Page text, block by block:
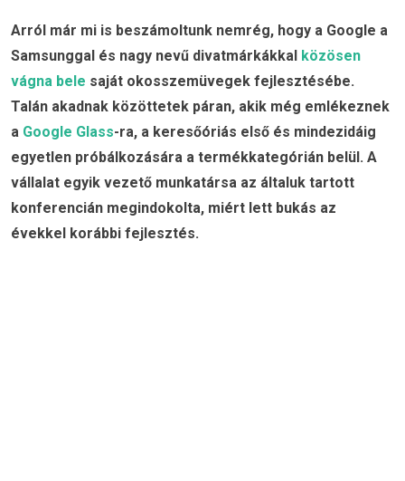
Arról már mi is beszámoltunk nemrég, hogy a Google a
Samsunggal és nagy nevű divatmárkákkal közösen
vágna bele saját okosszemüvegek fejlesztésébe.
Talán akadnak közöttetek páran, akik még emlékeznek
a Google Glass-ra, a keresőóriás első és mindezidáig
egyetlen próbálkozására a termékkategórián belül. A
vállalat egyik vezető munkatársa az általuk tartott
konferencián megindokolta, miért lett bukás az
évekkel korábbi fejlesztés.